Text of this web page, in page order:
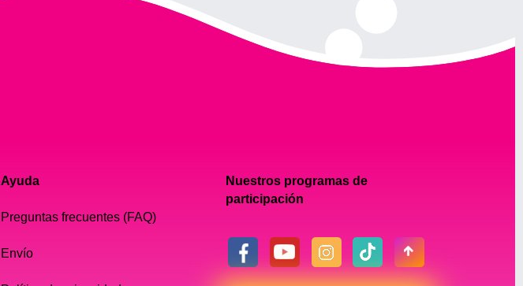
Ayuda
Preguntas frecuentes (FAQ)
Envío
Nuestros programas de
participación